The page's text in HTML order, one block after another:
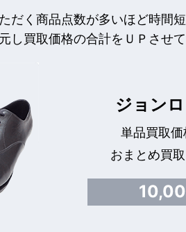
だく商品点数が多いほど時間
し買取価格の合計をＵＰさせ
ジョン
単品買取
おまとめ買